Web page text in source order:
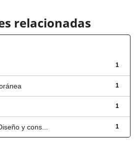
relacionadas
1
1
1
1
y cons...